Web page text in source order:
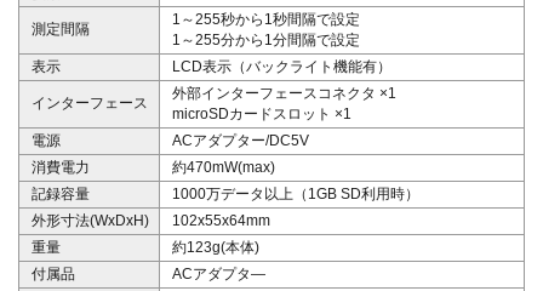
測定間隔
1～255秒から1秒間隔で設定
1～255分から1分間隔で設定
表示
LCD表示（バックライト機能有）
インターフェース
外部インターフェースコネクタ ×1
microSDカードスロット ×1
電源
ACアダプター/DC5V
消費電力
約470mW(max)
記録容量
1000万データ以上（1GB SD利用時）
外形寸法(WxDxH)
102x55x64mm
重量
約123g(本体)
付属品
ACアダプタ―